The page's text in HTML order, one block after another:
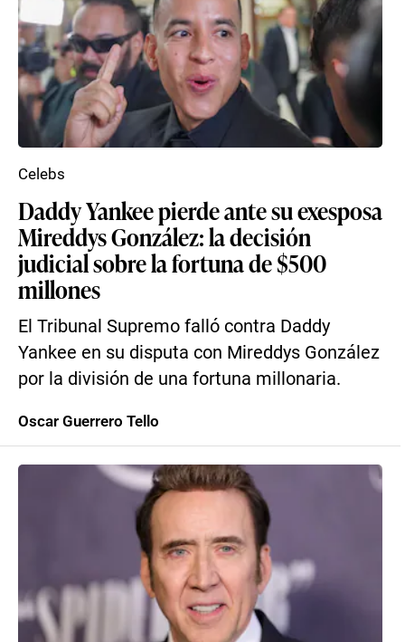
Daddy Yankee pierde ante su exesposa
Mireddys González: la decisión
judicial sobre la fortuna de $500
millones
El Tribunal Supremo falló contra Daddy
Yankee en su disputa con Mireddys González
por la división de una fortuna millonaria.
Celebs
Oscar Guerrero Tello